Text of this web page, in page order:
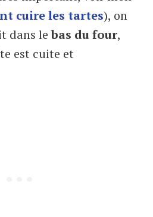
cuire les tartes), on
dans lebas du four,
est cuite et